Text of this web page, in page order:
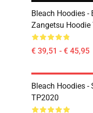
Bleach Hoodies -
Zangetsu Hoodie
€ 39,51 - € 45,95
Bleach Hoodies
TP2020